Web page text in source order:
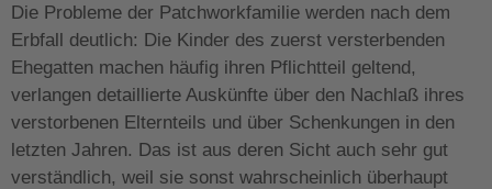
Die Probleme der Patchworkfamilie werden nach dem
Erbfall deutlich: Die Kinder des zuerst versterbenden
Ehegatten machen häufig ihren Pflichtteil geltend,
verlangen detaillierte Auskünfte über den Nachlaß ihres
verstorbenen Elternteils und über Schenkungen in den
letzten Jahren. Das ist aus deren Sicht auch sehr gut
verständlich, weil sie sonst wahrscheinlich überhaupt